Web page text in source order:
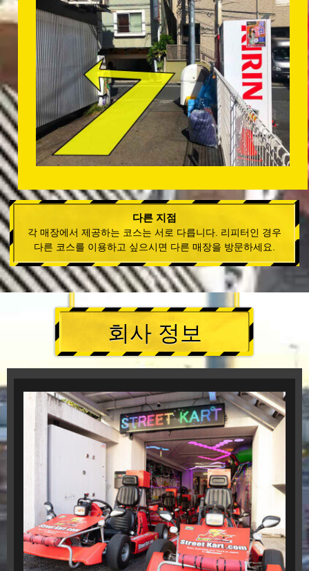
다른 지점
각 매장에서 제공하는 코스는 서로 다릅니다. 리피터인 경우
다른 코스를 이용하고 싶으시면 다른 매장을 방문하세요.
회사 정보